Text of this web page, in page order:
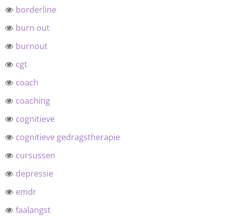
borderline
burn out
burnout
cgt
coach
coaching
cognitieve
cognitieve gedragstherapie
cursussen
depressie
emdr
faalangst